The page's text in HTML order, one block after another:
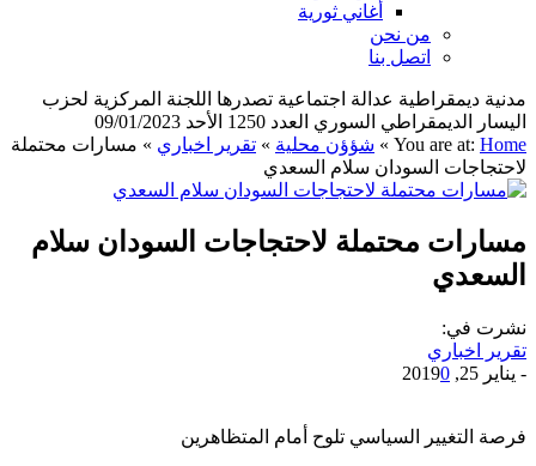
أغاني ثورية
من نحن
اتصل بنا
مدنية ديمقراطية عدالة اجتماعية تصدرها اللجنة المركزية لحزب
اليسار الديمقراطي السوري العدد 1250 الأحد 09/01/2023
You are at: Home
» شؤؤن محلية » تقرير اخباري » مسارات محتملة
لاحتجاجات السودان سلام السعدي
مسارات محتملة لاحتجاجات السودان سلام
السعدي
نشرت في:
تقرير اخباري
- يناير 25, 2019 0
فرصة التغيير السياسي تلوح أمام المتظاهرين